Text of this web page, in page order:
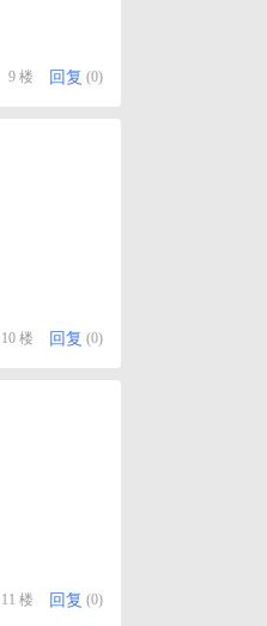
9 楼 回复 (0)
10 楼 回复 (0)
11 楼 回复 (0)